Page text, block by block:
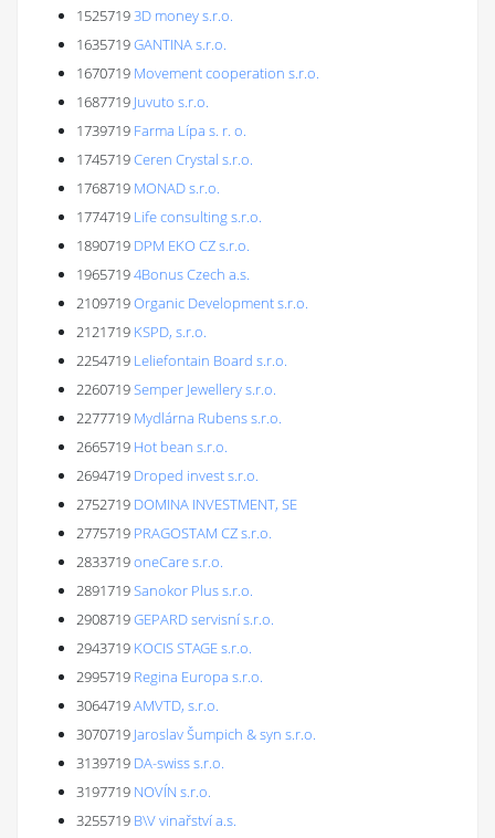
15257193D money s.r.o.
1635719GANTINA s.r.o.
1670719 Movement cooperation s.r.o.
1687719 Juvuto s.r.o.
1739719 Farma Lípa s. r. o.
1745719Ceren Crystal s.r.o.
1768719 MONAD s.r.o.
1774719 Life consulting s.r.o.
1890719 DPM EKO CZ s.r.o.
19657194Bonus Czech a.s.
2109719Organic Development s.r.o.
2121719 KSPD, s.r.o.
2254719 Leliefontain Board s.r.o.
2260719Semper Jewellery s.r.o.
2277719 Mydlárna Rubens s.r.o.
2665719 Hot bean s.r.o.
2694719 Droped invest s.r.o.
2752719 DOMINA INVESTMENT, SE
2775719 PRAGOSTAM CZ s.r.o.
2833719oneCare s.r.o.
2891719Sanokor Plus s.r.o.
2908719GEPARD servisní s.r.o.
2943719 KOCIS STAGE s.r.o.
2995719 Regina Europa s.r.o.
3064719AMVTD, s.r.o.
3070719 Jaroslav Šumpich & syn s.r.o.
3139719 DA-swiss s.r.o.
3197719 NOVÍN s.r.o.
3255719 B\V vinařství a.s.